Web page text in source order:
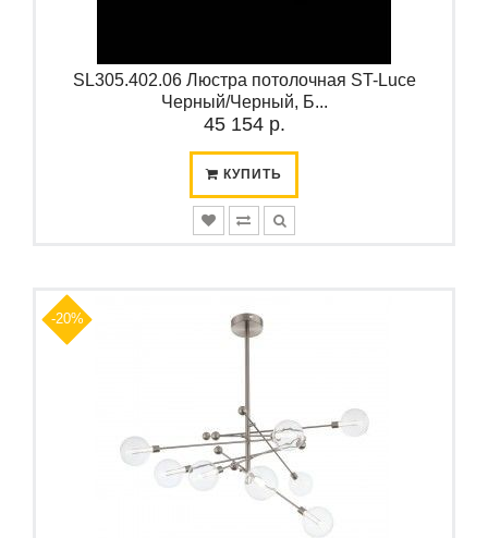
SL305.402.06 Люстра потолочная ST-Luce
Черный/Черный, Б...
45 154 р.
КУПИТЬ
-20%